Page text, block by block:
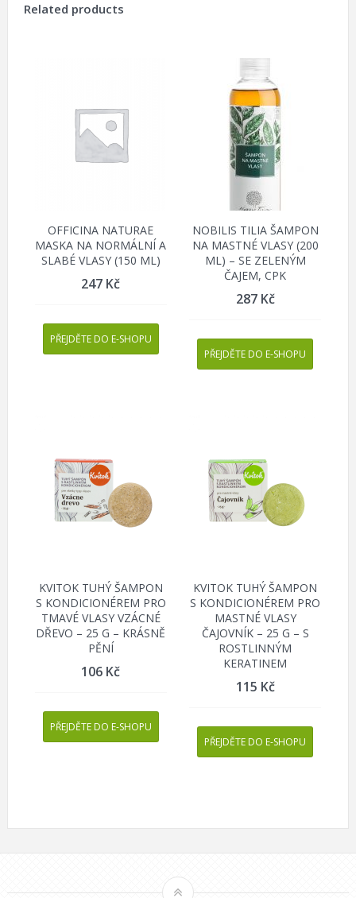
Related products
OFFICINA NATURAE
MASKA NA NORMÁLNÍ A
SLABÉ VLASY (150 ML)
247 Kč
PŘEJDĚTE DO E-SHOPU
NOBILIS TILIA ŠAMPON
NA MASTNÉ VLASY (200
ML) – SE ZELENÝM
ČAJEM, CPK
287 Kč
PŘEJDĚTE DO E-SHOPU
KVITOK TUHÝ ŠAMPON
S KONDICIONÉREM PRO
TMAVÉ VLASY VZÁCNÉ
DŘEVO – 25 G – KRÁSNĚ
PĚNÍ
106 Kč
PŘEJDĚTE DO E-SHOPU
KVITOK TUHÝ ŠAMPON
S KONDICIONÉREM PRO
MASTNÉ VLASY
ČAJOVNÍK – 25 G – S
ROSTLINNÝM
KERATINEM
115 Kč
PŘEJDĚTE DO E-SHOPU